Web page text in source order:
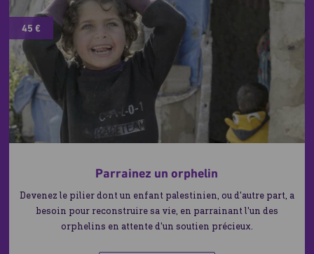
45 €
Parrainez un orphelin
Devenez le pilier dont un enfant palestinien, ou d'autre part, a
besoin pour reconstruire sa vie, en parrainant l'un des
orphelins en attente d'un soutien précieux.